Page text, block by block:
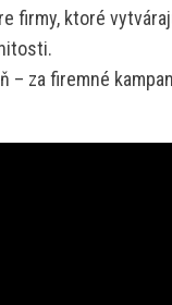
firmy, ktoré
– za firemné